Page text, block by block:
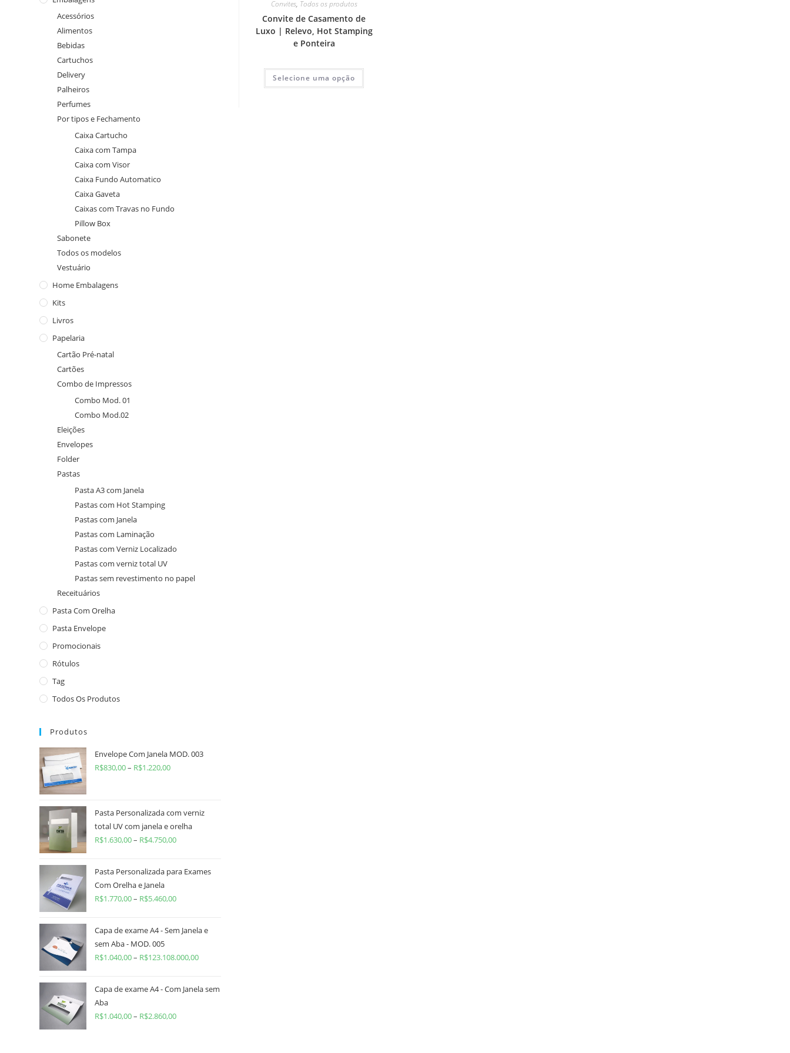
Convites, Todos os produtos
Convite de Casamento de
Luxo | Relevo, Hot Stamping
e Ponteira
Selecione uma opção
Acessórios
Alimentos
Bebidas
Cartuchos
Delivery
Palheiros
Perfumes
Por tipos e Fechamento
Caixa Cartucho
Caixa com Tampa
Caixa com Visor
Caixa Fundo Automatico
Caixa Gaveta
Caixas com Travas no Fundo
Pillow Box
Sabonete
Todos os modelos
Vestuário
Home Embalagens
Kits
Livros
Papelaria
Cartão Pré-natal
Cartões
Combo de Impressos
Combo Mod. 01
Combo Mod.02
Eleições
Envelopes
Folder
Pastas
Pasta A3 com Janela
Pastas com Hot Stamping
Pastas com Janela
Pastas com Laminação
Pastas com Verniz Localizado
Pastas com verniz total UV
Pastas sem revestimento no papel
Receituários
Pasta Com Orelha
Pasta Envelope
Promocionais
Rótulos
Tag
Todos Os Produtos
Produtos
Envelope Com Janela MOD. 003
R$830,00– R$1.220,00
Pasta Personalizada com verniz
total UV com janela e orelha
R$1.630,00– R$4.750,00
Pasta Personalizada para Exames
Com Orelha e Janela
R$1.770,00– R$5.460,00
Capa de exame A4 - Sem Janela e
sem Aba - MOD. 005
R$1.040,00– R$123.108.000,00
Capa de exame A4 - Com Janela sem
Aba
R$1.040,00– R$2.860,00